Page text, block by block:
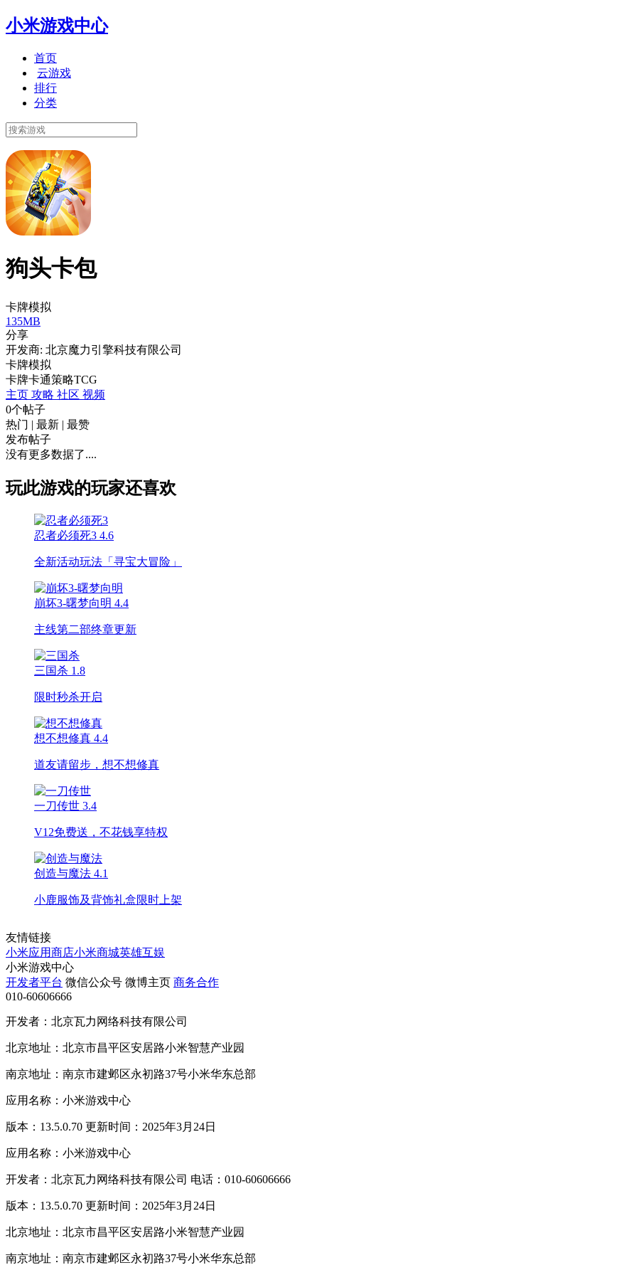
小米游戏中心
首页
云游戏
排行
分类
狗头卡包
卡牌模拟
135MB
分享
开发商: 北京魔力引擎科技有限公司
卡牌模拟
卡牌卡通策略TCG
主页 攻略 社区 视频
0个帖子
热门 | 最新 | 最赞
发布帖子
没有更多数据了....
玩此游戏的玩家还喜欢
忍者必须死3 4.6
全新活动玩法「寻宝大冒险」
崩坏3-曙梦向明 4.4
主线第二部终章更新
三国杀 1.8
限时秒杀开启
想不想修真 4.4
道友请留步，想不想修真
一刀传世 3.4
V12免费送，不花钱享特权
创造与魔法 4.1
小鹿服饰及背饰礼盒限时上架
友情链接
小米应用商店小米商城英雄互娱
小米游戏中心
开发者平台 微信公众号 微博主页 商务合作
010-60606666
开发者：北京瓦力网络科技有限公司
北京地址：北京市昌平区安居路小米智慧产业园
南京地址：南京市建邺区永初路37号小米华东总部
应用名称：小米游戏中心
版本：13.5.0.70 更新时间：2025年3月24日
应用名称：小米游戏中心
开发者：北京瓦力网络科技有限公司 电话：010-60606666
版本：13.5.0.70 更新时间：2025年3月24日
北京地址：北京市昌平区安居路小米智慧产业园
南京地址：南京市建邺区永初路37号小米华东总部